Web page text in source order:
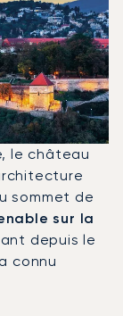
le château
sommet de
sur la
depuis le
connu